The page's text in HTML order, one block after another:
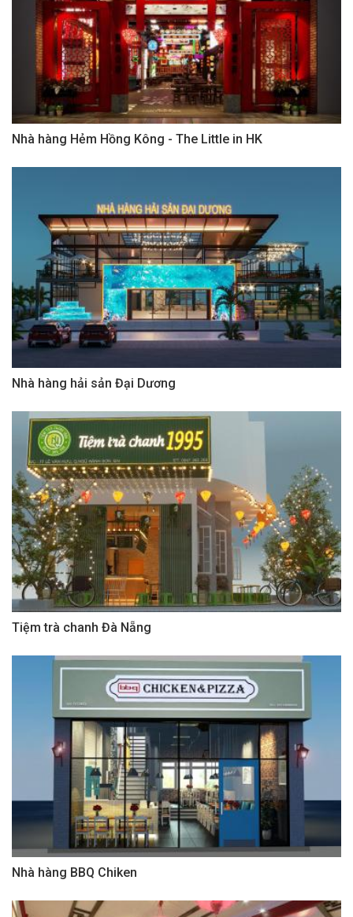
Nhà hàng Hẻm Hồng Kông - The Little in HK
Nhà hàng hải sản Đại Dương
Tiệm trà chanh Đà Nẵng
Nhà hàng BBQ Chiken